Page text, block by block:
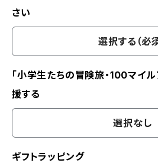
さい
選択する（必須
「小学生たちの冒険旅・100マイ
援する
選択なし
ギフトラッピング